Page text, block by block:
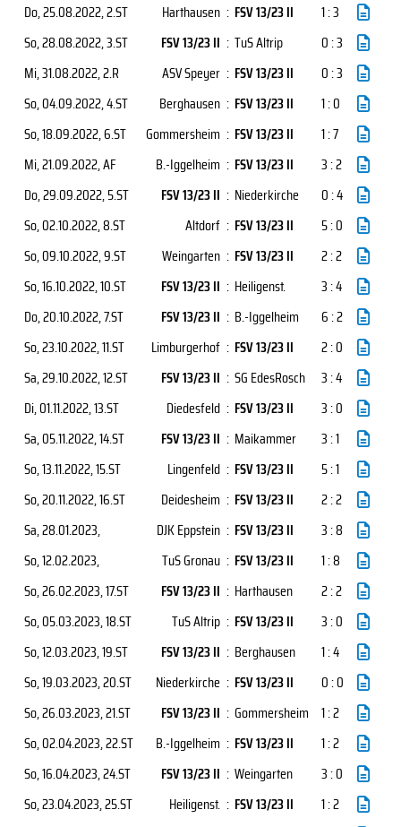
Do, 25.08.2022, 2.ST Harthausen : FSV 13/23 II
1 : 3
So, 28.08.2022, 3.ST FSV 13/23 II : TuS Altrip
0 : 3
Mi, 31.08.2022, 2.R ASV Speyer : FSV 13/23 II
0 : 3
So, 04.09.2022, 4.ST Berghausen : FSV 13/23 II
1 : 0
So, 18.09.2022, 6.ST Gommersheim : FSV 13/23 II
1 : 7
Mi, 21.09.2022, AF B.-Iggelheim : FSV 13/23 II
3 : 2
Do, 29.09.2022, 5.ST FSV 13/23 II : Niederkirche
0 : 4
So, 02.10.2022, 8.ST Altdorf : FSV 13/23 II
5 : 0
So, 09.10.2022, 9.ST Weingarten : FSV 13/23 II
2 : 2
So, 16.10.2022, 10.ST FSV 13/23 II : Heiligenst.
3 : 4
Do, 20.10.2022, 7.ST FSV 13/23 II : B.-Iggelheim
6 : 2
So, 23.10.2022, 11.ST Limburgerhof : FSV 13/23 II
2 : 0
Sa, 29.10.2022, 12.ST FSV 13/23 II : SG EdesRosch
3 : 4
Di, 01.11.2022, 13.ST Diedesfeld : FSV 13/23 II
3 : 0
Sa, 05.11.2022, 14.ST FSV 13/23 II : Maikammer
3 : 1
So, 13.11.2022, 15.ST Lingenfeld : FSV 13/23 II
5 : 1
So, 20.11.2022, 16.ST Deidesheim : FSV 13/23 II
2 : 2
Sa, 28.01.2023, DJK Eppstein : FSV 13/23 II
3 : 8
So, 12.02.2023, TuS Gronau : FSV 13/23 II
1 : 8
So, 26.02.2023, 17.ST FSV 13/23 II : Harthausen
2 : 2
So, 05.03.2023, 18.ST TuS Altrip : FSV 13/23 II
3 : 0
So, 12.03.2023, 19.ST FSV 13/23 II : Berghausen
1 : 4
So, 19.03.2023, 20.ST Niederkirche : FSV 13/23 II
0 : 0
So, 26.03.2023, 21.ST FSV 13/23 II : Gommersheim 1 : 2
So, 02.04.2023, 22.ST B.-Iggelheim : FSV 13/23 II
1 : 2
So, 16.04.2023, 24.ST FSV 13/23 II : Weingarten
3 : 0
So, 23.04.2023, 25.ST Heiligenst. : FSV 13/23 II
1 : 2